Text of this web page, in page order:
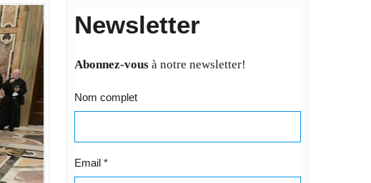
Newsletter
Abonnez-vousà notre newsletter!
Nom complet
Email *